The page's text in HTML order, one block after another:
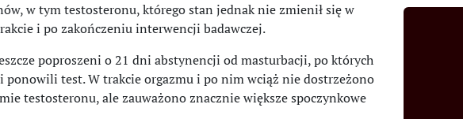
w tym testosteronu, którego stan jednak nie zmienił się w
i po zakończeniu interwencji badawczej.
poproszeni o 21 dni abstynencji od masturbacji, po których
test. W trakcie orgazmu i po nim wciąż nie dostrzeżono
testosteronu, ale zauważono znacznie większe spoczynkowe